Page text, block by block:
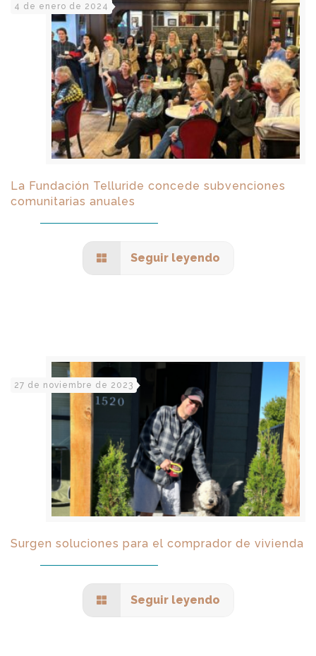
4 de enero de 2024
La Fundación Telluride concede subvenciones
comunitarias anuales
Seguir leyendo
27 de noviembre de 2023
Surgen soluciones para el comprador de vivienda
Seguir leyendo